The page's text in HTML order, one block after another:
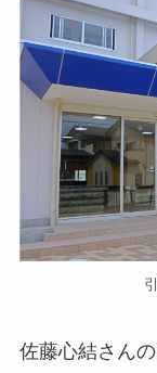
佐藤心結さん